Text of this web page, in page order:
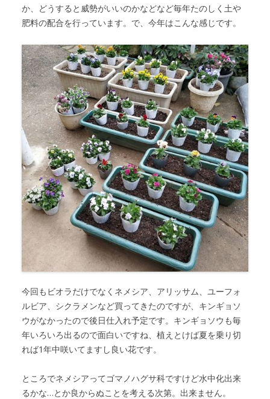
か、どうすると威勢がいいのかなどなど毎年たのしく土や
肥料の配合を行っています。で、今年はこんな感じです。
今回もビオラだけでなくネメシア、アリッサム、ユーフォ
ルビア、シクラメンなど買ってきたのですが、キンギョソ
ウがなかったので後日仕入れ予定です。キンギョソウも毎
年いろいろ出るので面白いですね、植えとけば夏を乗り切
れば1年中咲いてますし良い花です。
ところでネメシアってゴマノハグサ科ですけど水中化出来
るかな…とか良からぬことを考える次第。出来ません。